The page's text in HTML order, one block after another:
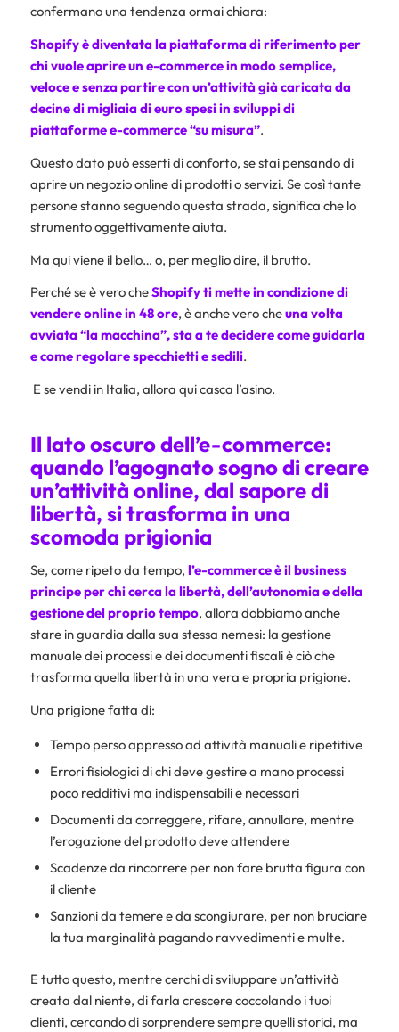
confermano una tendenza ormai chiara:
Shopify è diventata la piattaforma di riferimento per
chi vuole aprire un e-commerce in modo semplice,
veloce e senza partire con un’attività già caricata da
decine di migliaia di euro spesi in sviluppi di
piattaforme e-commerce “su misura”.
Questo dato può esserti di conforto, se stai pensando di
aprire un negozio online di prodotti o servizi. Se così tante
persone stanno seguendo questa strada, significa che lo
strumento oggettivamente aiuta.
Ma qui viene il bello… o, per meglio dire, il brutto.
Perché se è vero cheShopify ti mette in condizione di
vendere online in 48 ore, è anche vero cheuna volta
avviata “la macchina”, sta a te decidere come guidarla
e come regolare specchietti e sedili.
E se vendi in Italia, allora qui casca l’asino.
Il lato oscuro dell’e-commerce:
quando l’agognato sogno di creare
un’attività online, dal sapore di
libertà, si trasforma in una
scomoda prigionia
Se, come ripeto da tempo, l’e-commerce è il business
principe per chi cerca la libertà, dell’autonomia e della
gestione del proprio tempo, allora dobbiamo anche
stare in guardia dalla sua stessa nemesi: la gestione
manuale dei processi e dei documenti fiscali è ciò che
trasforma quella libertà in una vera e propria prigione.
Una prigione fatta di:
Tempo perso appresso ad attività manuali e ripetitive
Errori fisiologici di chi deve gestire a mano processi
poco redditivi ma indispensabili e necessari
Documenti da correggere, rifare, annullare, mentre
l’erogazione del prodotto deve attendere
Scadenze da rincorrere per non fare brutta figura con
il cliente
Sanzioni da temere e da scongiurare, per non bruciare
la tua marginalità pagando ravvedimenti e multe.
E tutto questo, mentre cerchi di sviluppare un’attività
creata dal niente, di farla crescere coccolando i tuoi
clienti, cercando di sorprendere sempre quelli storici, ma